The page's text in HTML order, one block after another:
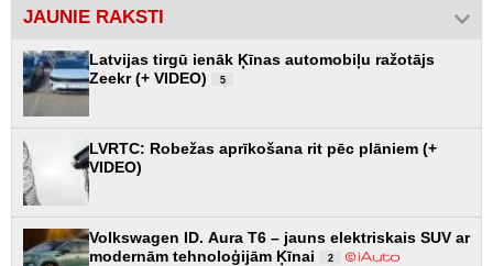
JAUNIE RAKSTI
Latvijas tirgū ienāk Ķīnas automobiļu ražotājs
Zeekr (+ VIDEO)
5
LVRTC: Robežas aprīkošana rit pēc plāniem (+
VIDEO)
Volkswagen ID. Aura T6 – jauns elektriskais SUV ar
modernām tehnoloģijām Ķīnai
2